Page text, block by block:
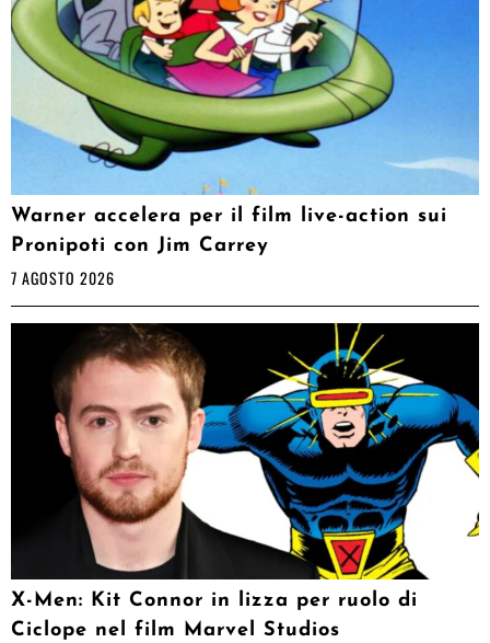
Warner accelera per il film live-action sui
Pronipoti con Jim Carrey
7 AGOSTO 2026
X-Men: Kit Connor in lizza per ruolo di
Ciclope nel film Marvel Studios